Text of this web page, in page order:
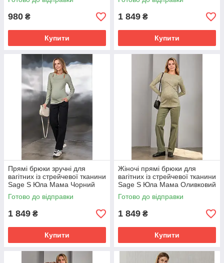
980 ₴
Купити
1 849 ₴
Купити
Прямі брюки зручні для
вагітних із стрейчевої тканини
Sage S Юла Мама Чорний
Готово до відправки
1 849 ₴
Купити
Жіночі прямі брюки для
вагітних із стрейчевої тканини
Sage S Юла Мама Оливковий
Готово до відправки
1 849 ₴
Купити